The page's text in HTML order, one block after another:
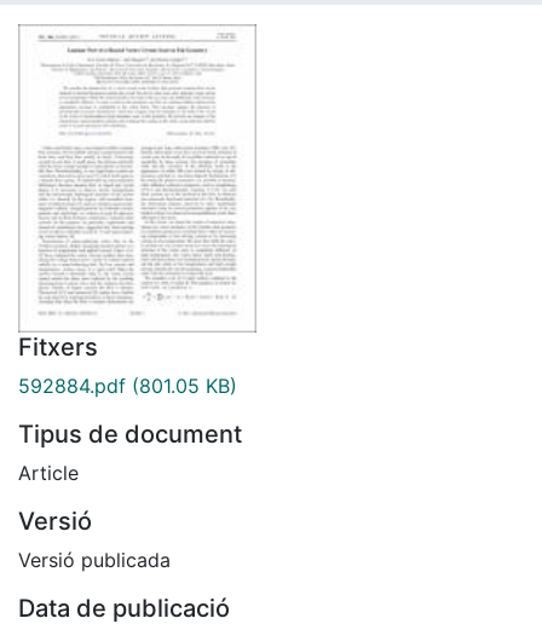
Contacte
Fitxers
592884.pdf (801.05 KB)
Tipus de document
Article
Versió
Versió publicada
Data de publicació